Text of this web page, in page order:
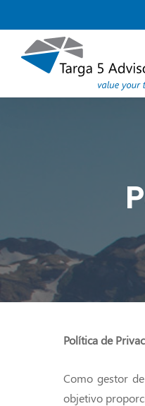
content
Política de
Como gestor
objetivo